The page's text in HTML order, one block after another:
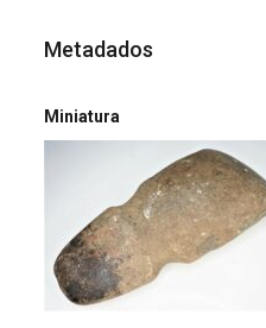
Metadados
Miniatura